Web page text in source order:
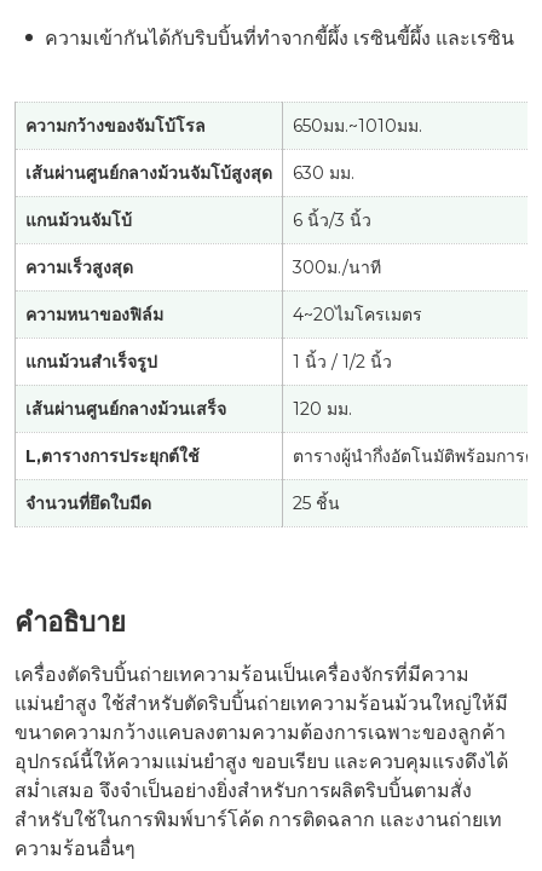
ความเข้ากันได้กับริบบิ้นที่ทำจากขี้ผึ้ง เรซินขี้ผึ้ง และเรซิน
ความกว้างของจัมโบ้โรล 650มม.~1010มม.
เส้นผ่านศูนย์กลางม้วนจัมโบ้สูงสุด 630 มม.
แกนม้วนจัมโบ้ 6 นิ้ว/3 นิ้ว
ความเร็วสูงสุด 300ม./นาที
ความหนาของฟิล์ม 4~20ไมโครเมตร
แกนม้วนสำเร็จรูป 1 นิ้ว / 1/2 นิ้ว
เส้นผ่านศูนย์กลางม้วนเสร็จ 120 มม.
L,ตารางการประยุกต์ใช้ ตารางผู้นำกึ่งอัตโนมัติพร้อมการ
จำนวนที่ยึดใบมีด 25 ชิ้น
คำอธิบาย
เครื่องตัดริบบิ้นถ่ายเทความร้อนเป็นเครื่องจักรที่มีความ
แม่นยำสูง ใช้สำหรับตัดริบบิ้นถ่ายเทความร้อนม้วนใหญ่ให้มี
ขนาดความกว้างแคบลงตามความต้องการเฉพาะของลูกค้า
อุปกรณ์นี้ให้ความแม่นยำสูง ขอบเรียบ และควบคุมแรงดึงได้
สม่ำเสมอ จึงจำเป็นอย่างยิ่งสำหรับการผลิตริบบิ้นตามสั่ง
สำหรับใช้ในการพิมพ์บาร์โค้ด การติดฉลาก และงานถ่ายเท
ความร้อนอื่นๆ